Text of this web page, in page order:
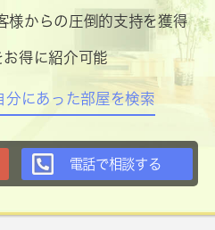
様からの圧倒的支持を獲得
得に紹介可能
分にあった部屋を検索
電話で相談する